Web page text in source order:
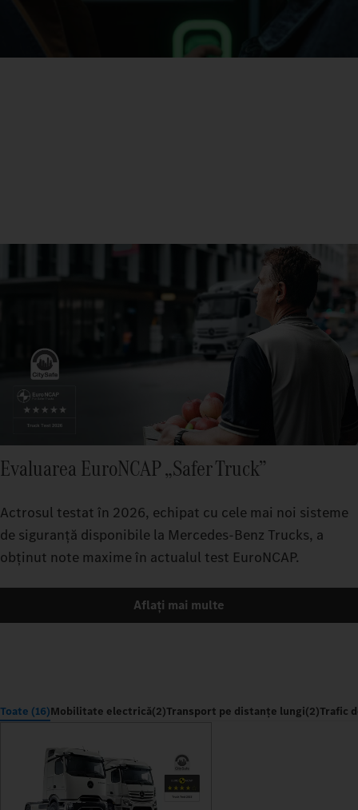
Evaluarea EuroNCAP „Safer Truck”
Actrosul testat în 2026, echipat cu cele mai noi sisteme
de siguranță disponibile la Mercedes-Benz Trucks, a
obținut note maxime în actualul test EuroNCAP.
Aflați mai multe
Toate (16)Mobilitate electrică(2)Transport pe distanțe lungi(2)Trafic